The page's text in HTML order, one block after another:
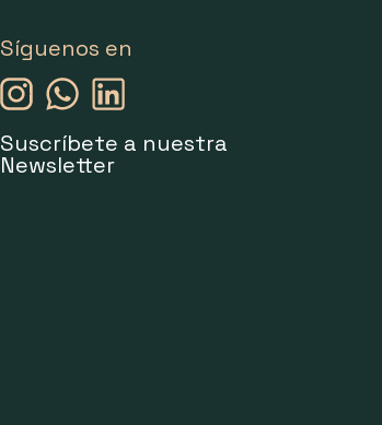
Síguenos en
Suscríbete a nuestra
Newsletter